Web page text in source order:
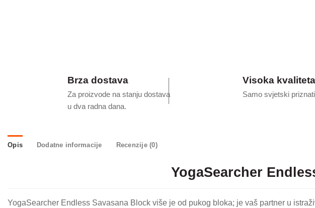
Brza dostava
Za proizvode na stanju dostava
u dva radna dana.
Visoka kvaliteta
Samo svjetski
Opis Dodatne informacije Recenzije (0)
YogaSearcher
YogaSearcher Endless Savasana Block više je od pukog bloka; je vaš partner u